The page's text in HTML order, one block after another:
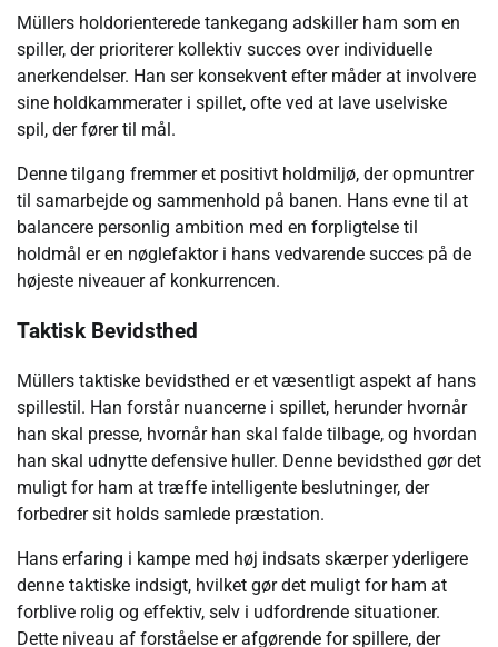
Müllers holdorienterede tankegang adskiller ham som en
spiller, der prioriterer kollektiv succes over individuelle
anerkendelser. Han ser konsekvent efter måder at involvere
sine holdkammerater i spillet, ofte ved at lave uselviske
spil, der fører til mål.
Denne tilgang fremmer et positivt holdmiljø, der opmuntrer
til samarbejde og sammenhold på banen. Hans evne til at
balancere personlig ambition med en forpligtelse til
holdmål er en nøglefaktor i hans vedvarende succes på de
højeste niveauer af konkurrencen.
Taktisk Bevidsthed
Müllers taktiske bevidsthed er et væsentligt aspekt af hans
spillestil. Han forstår nuancerne i spillet, herunder hvornår
han skal presse, hvornår han skal falde tilbage, og hvordan
han skal udnytte defensive huller. Denne bevidsthed gør det
muligt for ham at træffe intelligente beslutninger, der
forbedrer sit holds samlede præstation.
Hans erfaring i kampe med høj indsats skærper yderligere
denne taktiske indsigt, hvilket gør det muligt for ham at
forblive rolig og effektiv, selv i udfordrende situationer.
Dette niveau af forståelse er afgørende for spillere, der